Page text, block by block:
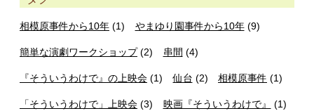
相模原事件から10年 (1) やまゆり園事件から10年(9)
簡単な演劇ワークショップ(2) 串間 (4)
『そういうわけで』の上映会 (1) 仙台 (2) 相模原事件 (1)
「そういうわけで」上映会 (3) 映画『そういうわけで』 (1)